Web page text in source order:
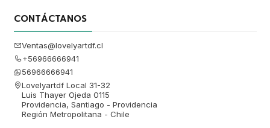
CONTÁCTANOS
Ventas@lovelyartdf.cl
+56966666941
56966666941
Lovelyartdf Local 31-32
Luis Thayer Ojeda 0115
Providencia, Santiago - Providencia
Región Metropolitana - Chile